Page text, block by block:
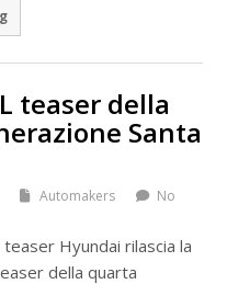
teaser della
Santa
Automakers
No
teaser Hyundai rilascia la
della quarta